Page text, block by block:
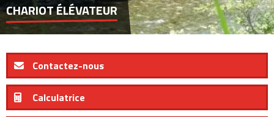
CHARIOT ÉLÉVATEUR
Contactez-nous
Calculatrice